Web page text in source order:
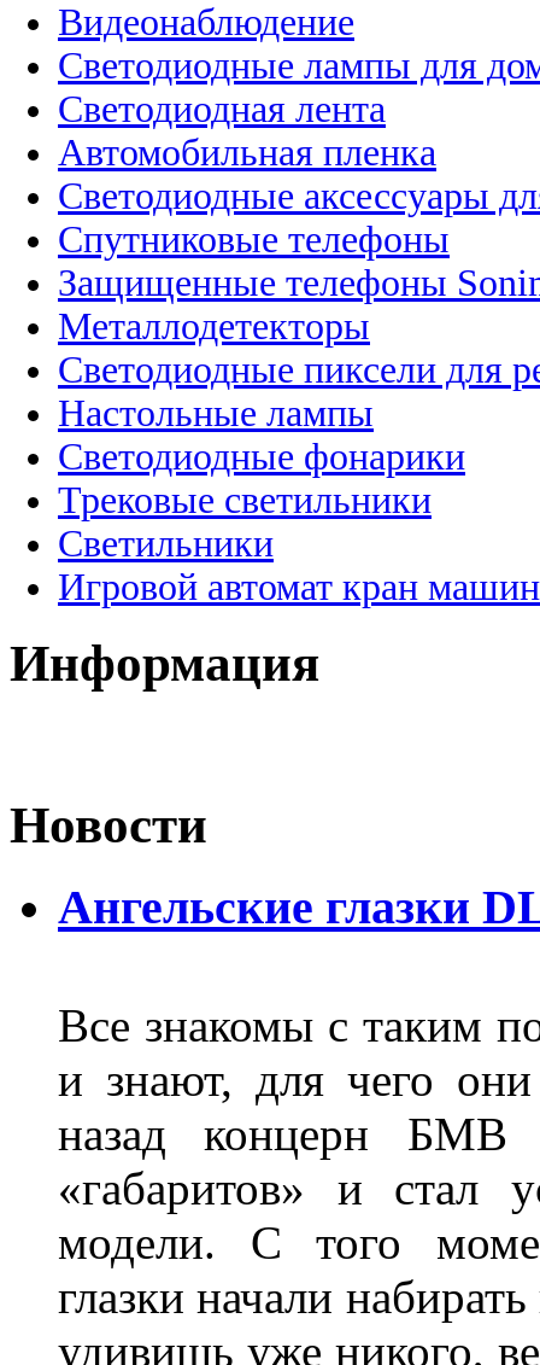
Видеонаблюдение
Светодиодные лампы для
Светодиодная лента
Автомобильная пленка
Светодиодные аксессуары
Спутниковые телефоны
Защищенные телефоны
Металлодетекторы
Светодиодные пиксели для
Настольные лампы
Светодиодные фонарики
Трековые светильники
Светильники
Игровой автомат кран
Информация
Новости
Ангельские глазки
Все знакомы с таким
и знают, для чего
назад концерн БМВ
«габаритов» и стал
модели. С того
глазки начали
удивишь уже никого,